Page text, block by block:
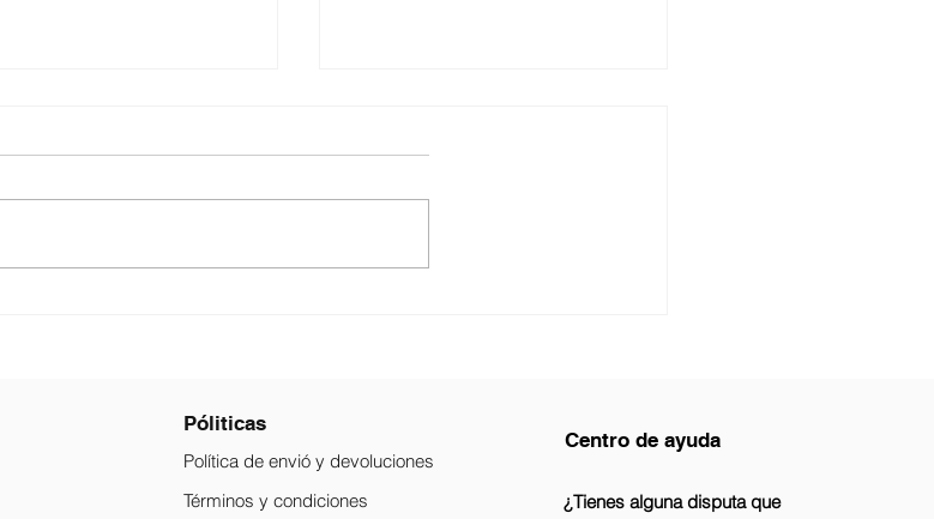
Póliticas
Política de envió y devoluciones
Términos y condiciones
Centro de ayuda
¿Tienes alguna disputa que